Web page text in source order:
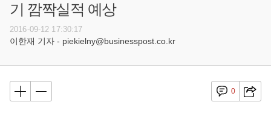
기 깜짝실적 예상
2016-09-12 17:30:17
이한재 기자 - piekielny@businesspost.co.kr
0